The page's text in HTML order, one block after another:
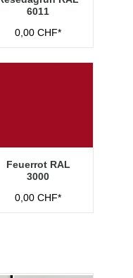
6011
0,00 CHF*
Feuerrot RAL
3000
0,00 CHF*